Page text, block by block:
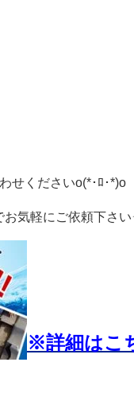
せくださいo(*･ﾛ･*)o
お気軽にご依頼下さ
※詳細はこ